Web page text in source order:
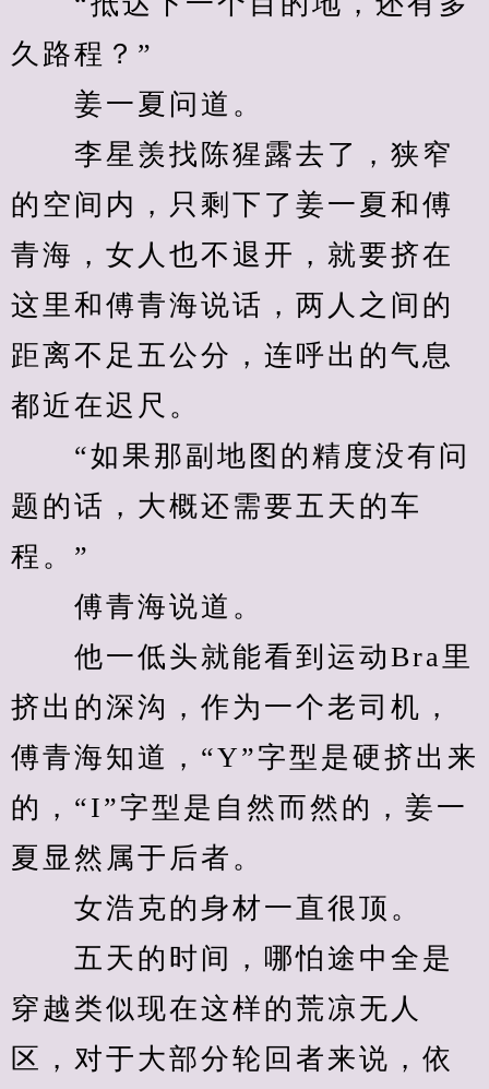
久路程？”
姜一夏问道。
李星羡找陈猩露去了，狭窄
的空间内，只剩下了姜一夏和傅
青海，女人也不退开，就要挤在
这里和傅青海说话，两人之间的
距离不足五公分，连呼出的气息
都近在迟尺。
“如果那副地图的精度没有问
题的话，大概还需要五天的车
程。”
傅青海说道。
他一低头就能看到运动Bra里
挤出的深沟，作为一个老司机，
傅青海知道，“Y”字型是硬挤出来
的，“I”字型是自然而然的，姜一
夏显然属于后者。
女浩克的身材一直很顶。
五天的时间，哪怕途中全是
穿越类似现在这样的荒凉无人
区，对于大部分轮回者来说，依